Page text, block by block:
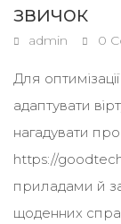
звичок
admin 0
Для
адаптувати
нагадувати про
https://
приладами й
щоденних